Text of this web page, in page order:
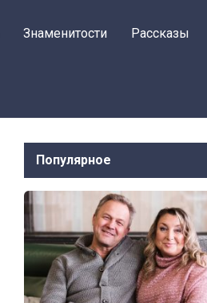
Знаменитости Рассказы
Популярное